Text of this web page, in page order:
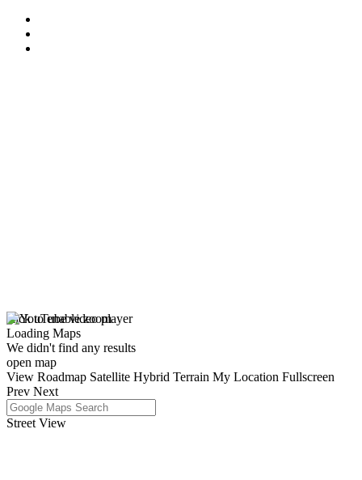
click to enable zoom
Loading Maps
We didn't find any results
open map
View Roadmap Satellite Hybrid Terrain My Location Fullscreen
Prev Next
Street View